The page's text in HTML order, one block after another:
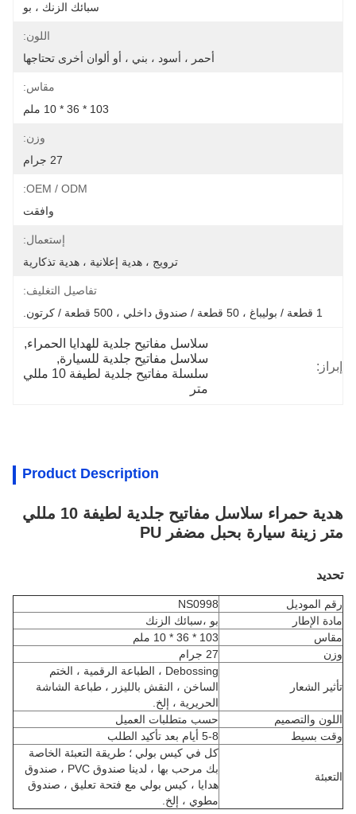
سبائك الزنك ، بو
اللون:
أحمر ، أسود ، بني ، أو ألوان أخرى تحتاجها
مقاس:
103 * 36 * 10 ملم
وزن:
27 جرام
OEM / ODM:
وافقت
إستعمال:
ترويج ، هدية إعلانية ، هدية تذكارية
تفاصيل التغليف:
إبراز:
سلاسل مفاتيح جلدية للهدايا الحمراء,
سلاسل مفاتيح جلدية للسيارة,
سلسلة مفاتيح جلدية لطيفة 10 مللي
متر
Product Description
هدية حمراء سلاسل مفاتيح جلدية لطيفة 10 مللي
متر زينة سيارة بحبل مضفر PU
تحديد
رقم الموديل
NS0998
مادة الإطار
بو ، سبائك الزنك
مقاس
103 * 36 * 10 ملم
وزن
27 جرام
تأثير الشعار
Debossing ، الطباعة الرقمية ، الختم
الساخن ، النقش بالليزر ، طباعة الشاشة
الحريرية ، إلخ.
اللون والتصميم
حسب متطلبات العميل
وقت بسيط
5-8 أيام بعد تأكيد الطلب
التعبئة
كل في كيس بولي ؛ طريقة التعبئة الخاصة
بك مرحب بها ، لدينا صندوق PVC ، صندوق
هدايا ، كيس بولي مع فتحة تعليق ، صندوق
مطوي ، إلخ.